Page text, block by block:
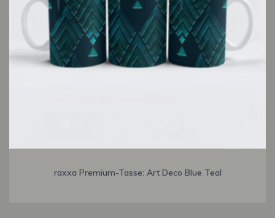
raxxa Premium-Tasse: Art Deco Blue Teal